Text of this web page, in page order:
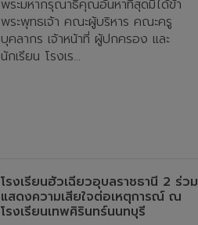
พระมหากรุณาธิคุณอันหาที่สุดมิได้ข้า
พระพุทธเจ้า คณะผู้บริหาร คณะครู
บุคลากร เจ้าหน้าที่ ผู้ปกครอง และ
นักเรียน โรงเร...
โรงเรียนฮั่วเฉียวอุบลราชธานี 2 ร่วม
แสดงความเสียใจต่อเหตุการณ์ ณ
โรงเรียนเทพศิรินทร์นนทบุรี